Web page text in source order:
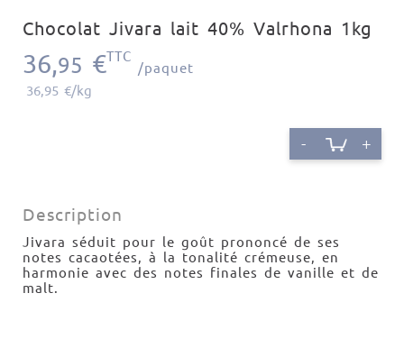
Chocolat Jivara lait 40% Valrhona 1kg
36,95 €TTC
/paquet
36,95 €/kg
- +
Description
Jivara séduit pour le goût prononcé de ses
notes cacaotées, à la tonalité crémeuse, en
harmonie avec des notes finales de vanille et de
malt.